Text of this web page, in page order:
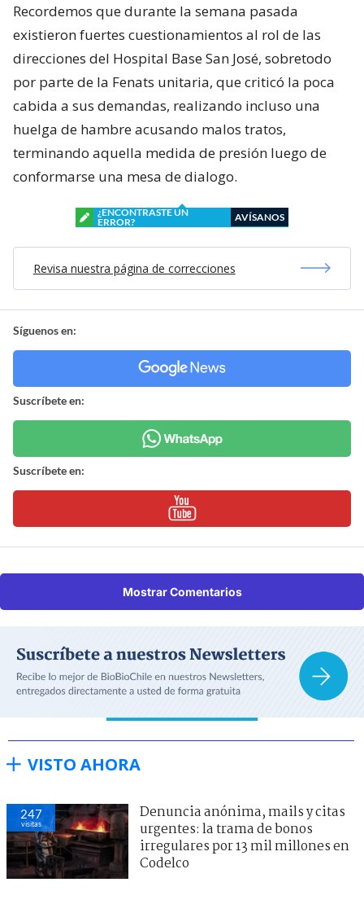
Recordemos que durante la semana pasada
existieron fuertes cuestionamientos al rol de las
direcciones del Hospital Base San José, sobretodo
por parte de la Fenats unitaria, que criticó la poca
cabida a sus demandas, realizando incluso una
huelga de hambre acusando malos tratos,
terminando aquella medida de presión luego de
conformarse una mesa de dialogo.
¿ENCONTRASTE UN
ERROR?
AVÍSANOS
Revisa nuestra página de correcciones
Síguenos en:
Suscríbete en:
Suscríbete en:
Mostrar Comentarios
VISTO AHORA
247
visitas
Denuncia anónima, mails y citas
urgentes: la trama de bonos
irregulares por 13 mil millones en
Codelco